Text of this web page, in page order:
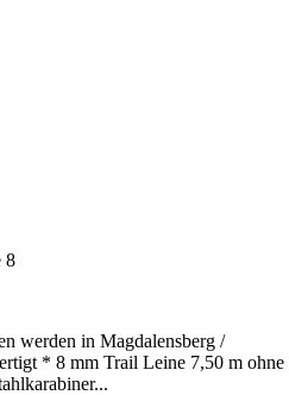
8
werden in Magdalensberg /
* 8 mm Trail Leine 7,50 m ohne